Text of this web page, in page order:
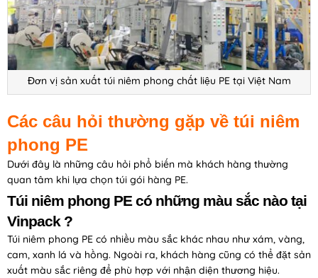
Đơn vị sản xuất túi niêm phong chất liệu PE tại Việt Nam
Các câu hỏi thường gặp về túi niêm
phong PE
Dưới đây là những câu hỏi phổ biến mà khách hàng thường
quan tâm khi lựa chọn túi gói hàng PE.
Túi niêm phong PE có những màu sắc nào tại
Vinpack ?
Túi niêm phong PE có nhiều màu sắc khác nhau như xám, vàng,
cam, xanh lá và hồng. Ngoài ra, khách hàng cũng có thể đặt sản
xuất màu sắc riêng để phù hợp với nhận diện thương hiệu.